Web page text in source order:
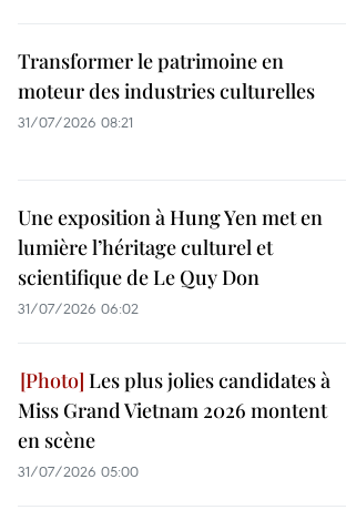
Transformer le patrimoine en
moteur des industries culturelles
31/07/2026 08:21
Une exposition à Hung Yen met en
lumière l’héritage culturel et
scientifique de Le Quy Don
31/07/2026 06:02
Les plus jolies candidates à
Miss Grand Vietnam 2026 montent
en scène
31/07/2026 05:00